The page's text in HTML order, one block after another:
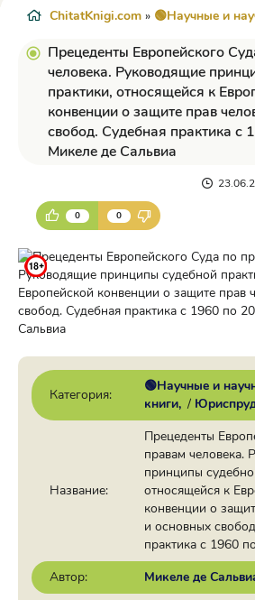
ChitatKnigi.com » 🟢Научные и
Прецеденты Европейского
человека. Руководящие
практики, относящейся к
конвенции о защите прав
свобод. Судебная практика с
Микеле де Сальвиа
0 0
Категория:
🟢Научные и
книги /
Название:
Прецеденты
правам человека.
принципы
относящейся к
конвенции о
и основных
практика с 1960
Автор:
Микеле де